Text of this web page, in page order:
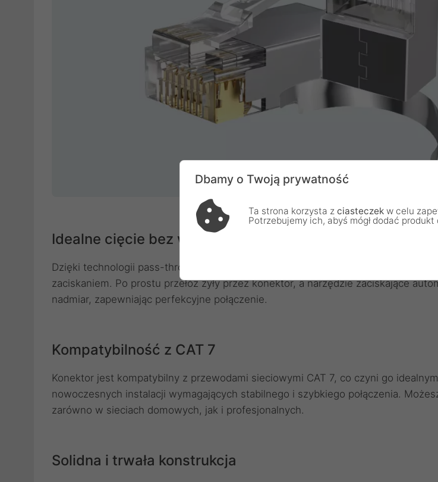
Idealne cięcie bez wysiłku
Dzięki technologii pass-through nie musisz martwić się o równe docięcie
zaciskaniem. Po prostu przełóż żyły przez konektor, a narzędzie zaciskające
nadmiar, zapewniając perfekcyjne połączenie.
Kompatybilność z CAT 7
Konektor jest kompatybilny z przewodami sieciowymi CAT 7, co czyni go
nowoczesnych instalacji wymagających stabilnego i szybkiego połączenia.
zarówno w sieciach domowych, jak i profesjonalnych.
Solidna i trwała konstrukcja
Dbamy o Twoją prywatność
Ta strona korzysta z ciasteczek w celu
Potrzebujemy ich, abyś mógł dodać